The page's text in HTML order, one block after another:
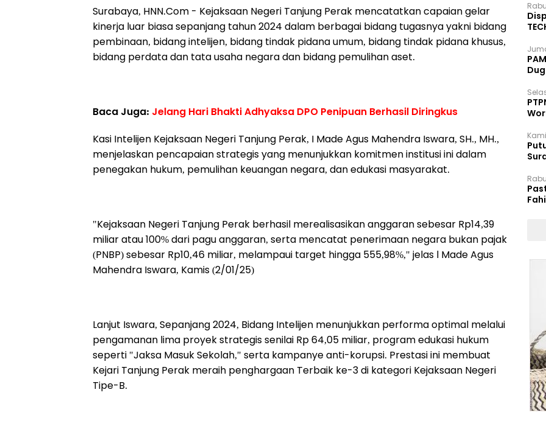
Surabaya, HNN.Com - Kejaksaan Negeri Tanjung Perak mencatatkan capaian gelar
kinerja luar biasa sepanjang tahun 2024 dalam berbagai bidang tugasnya yakni bidang
pembinaan, bidang intelijen, bidang tindak pidana umum, bidang tindak pidana khusus,
bidang perdata dan tata usaha negara dan bidang pemulihan aset.
Baca Juga: Jelang Hari Bhakti Adhyaksa DPO Penipuan Berhasil Diringkus
Kasi Intelijen Kejaksaan Negeri Tanjung Perak, I Made Agus Mahendra Iswara, SH., MH.,
menjelaskan pencapaian strategis yang menunjukkan komitmen institusi ini dalam
penegakan hukum, pemulihan keuangan negara, dan edukasi masyarakat.
"Kejaksaan Negeri Tanjung Perak berhasil merealisasikan anggaran sebesar Rp14,39
miliar atau 100% dari pagu anggaran, serta mencatat penerimaan negara bukan pajak
(PNBP) sebesar Rp10,46 miliar, melampaui target hingga 555,98%," jelas l Made Agus
Mahendra Iswara, Kamis (2/01/25)
Lanjut Iswara, Sepanjang 2024, Bidang Intelijen menunjukkan performa optimal melalui
pengamanan lima proyek strategis senilai Rp 64,05 miliar, program edukasi hukum
seperti "Jaksa Masuk Sekolah," serta kampanye anti-korupsi. Prestasi ini membuat
Kejari Tanjung Perak meraih penghargaan Terbaik ke-3 di kategori Kejaksaan Negeri
Tipe-B.